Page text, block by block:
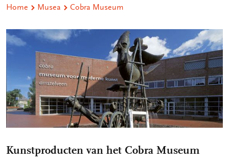
Home Musea Cobra Museum
Kunstproducten van het Cobra Museum